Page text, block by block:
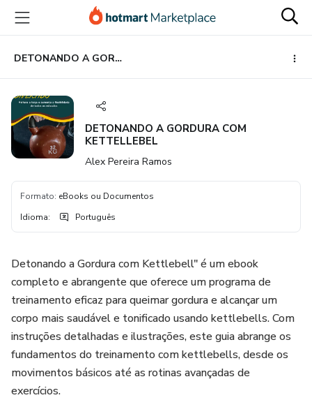
para
conteúdo
principal
para
pagamento
para
rodapé
DETONANDO A GORDURA COM KETTELLEBEL
DETONANDO A GORDURA COM
KETTELLEBEL
Alex Pereira Ramos
Formato: eBooks ou Documentos
Idioma: Português
Detonando a Gordura com Kettlebell" é um ebook
completo e abrangente que oferece um programa de
treinamento eficaz para queimar gordura e alcançar um
corpo mais saudável e tonificado usando kettlebells. Com
instruções detalhadas e ilustrações, este guia abrange os
fundamentos do treinamento com kettlebells, desde os
movimentos básicos até as rotinas avançadas de
exercícios.